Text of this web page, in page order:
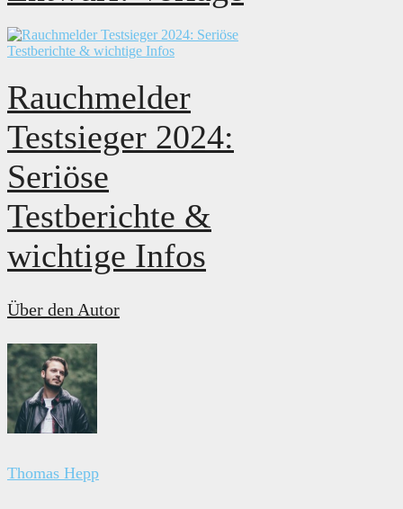
Rauchmelder
Testsieger 2024:
Seriöse
Testberichte &
wichtige Infos
Über den Autor
Thomas Hepp